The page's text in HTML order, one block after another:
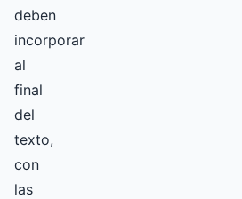
deben
incorporar
al
final
del
texto,
con
las